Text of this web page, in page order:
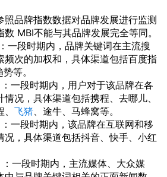
照品牌指数数据对品牌发展进行监测
MBI不能与其品牌发展完全等同。
一段时期内，品牌关键词在主流搜
频次的加权和，具体渠道包括百度指
等。
：一段时期内，用户对于该品牌在各
况，具体渠道包括携程、去哪儿、
飞猪 、途牛、马蜂窝等。
：一段时期内，该品牌在互联网和移
况，具体渠道包括抖音、快手、小红
：一段时期内，主流媒体、大众媒